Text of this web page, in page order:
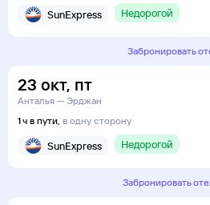
SunExpress Недорогой
Забронировать
23 окт, пт
Анталья — Эрджан
1 ч в пути, в одну сторону
SunExpress Недорогой
Забронировать